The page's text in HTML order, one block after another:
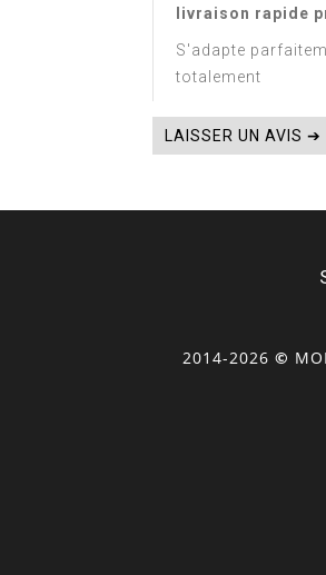
livraison rapide
S'adapte
totalement
LAISSER UN AVIS ➔
2014-2026 ©